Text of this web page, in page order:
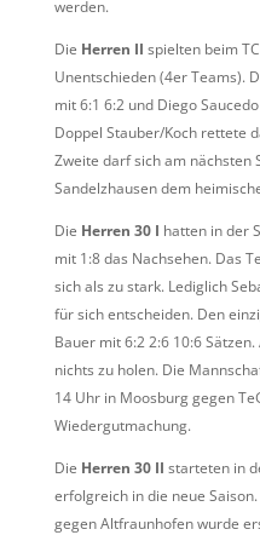
werden.
Die Herren II spielten beim
Unentschieden (4er Teams).
mit 6:1 6:2 und Diego
Doppel Stauber/Koch rettete
Zweite darf sich am nächsten
Sandelzhausen dem
Die Herren 30 I hatten in der
mit 1:8 das Nachsehen. Das
sich als zu stark. Lediglich
für sich entscheiden. Den
Bauer mit 6:2 2:6 10:6
nichts zu holen. Die
14 Uhr in Moosburg gegen
Wiedergutmachung.
Die Herren 30 II starteten in
erfolgreich in die neue
gegen Altfraunhofen wurde